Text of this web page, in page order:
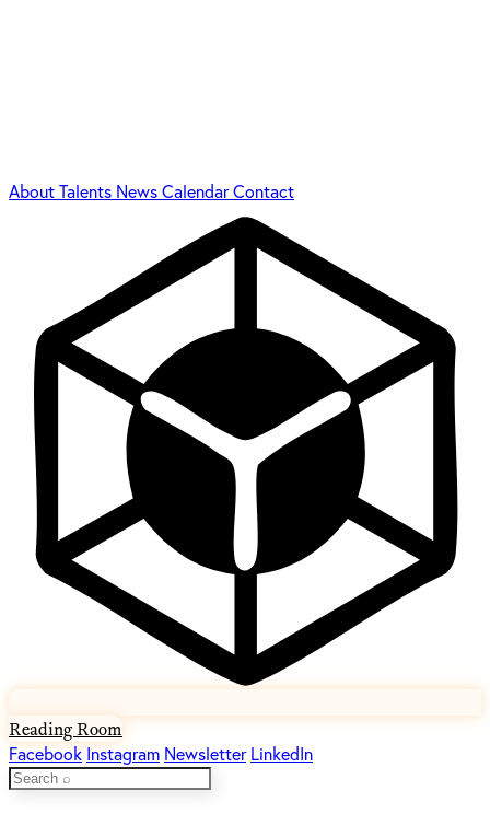
AboutTalents NewsCalendarContact
Reading Room
Facebook Instagram Newsletter LinkedIn